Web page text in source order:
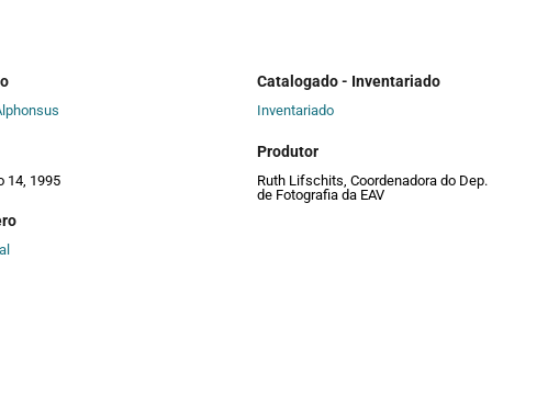
14, 1995
Catalogado - Inventariado
Inventariado
Produtor
Ruth Lifschits, Coordenadora do Dep.
de Fotografia da EAV